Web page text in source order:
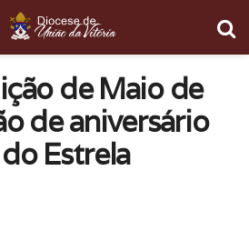
de Maio de
de aniversário
Estrela